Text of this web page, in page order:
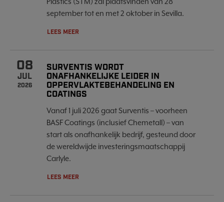
september tot en met 2 oktober in Sevilla.
LEES MEER
08
JUL
2026
SURVENTIS WORDT
ONAFHANKELIJKE LEIDER IN
OPPERVLAKTEBEHANDELING EN
COATINGS
Vanaf 1 juli 2026 gaat Surventis – voorheen
BASF Coatings (inclusief Chemetall) – van
start als onafhankelijk bedrijf, gesteund door
de wereldwijde investeringsmaatschappij
Carlyle.
LEES MEER